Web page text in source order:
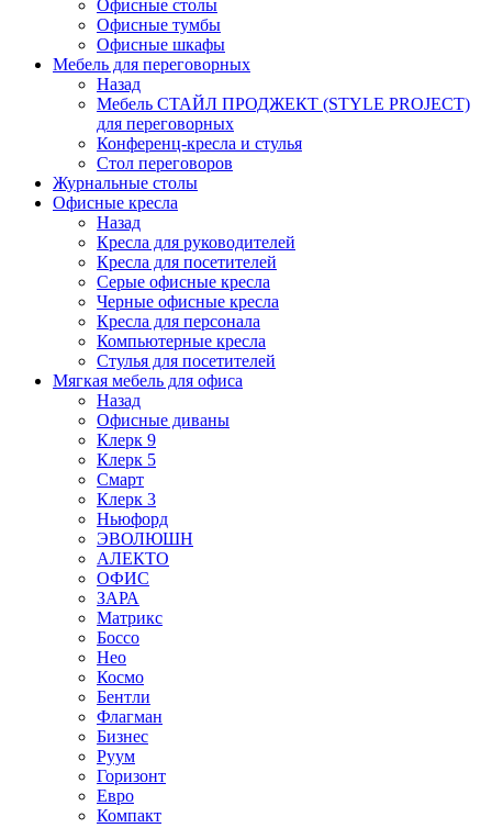
Офисные столы
Офисные тумбы
Офисные шкафы
Мебель для переговорных
Назад
Мебель СТАЙЛ ПРОДЖЕКТ (STYLE PROJECT)
для переговорных
Конференц-кресла и стулья
Стол переговоров
Журнальные столы
Офисные кресла
Назад
Кресла для руководителей
Кресла для посетителей
Серые офисные кресла
Черные офисные кресла
Кресла для персонала
Компьютерные кресла
Стулья для посетителей
Мягкая мебель для офиса
Назад
Офисные диваны
Клерк 9
Клерк 5
Смарт
Клерк 3
Ньюфорд
ЭВОЛЮШН
АЛЕКТО
ОФИС
ЗАРА
Матрикс
Боссо
Нео
Космо
Бентли
Флагман
Бизнес
Руум
Горизонт
Евро
Компакт